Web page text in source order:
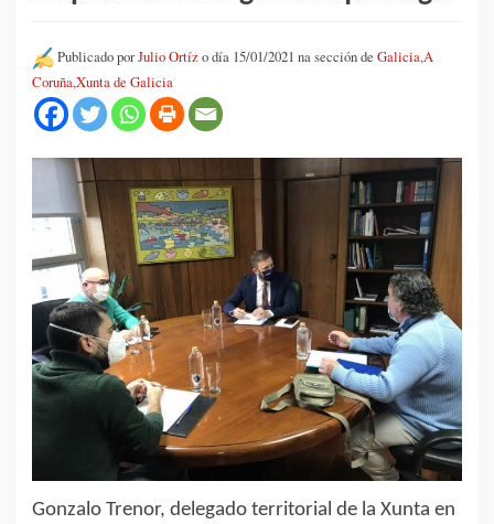
Publicado porJulio Ortízo día 15/01/2021 na sección de Galicia,A
Coruña,Xunta de Galicia
Gonzalo Trenor, delegado territorial de la Xunta en